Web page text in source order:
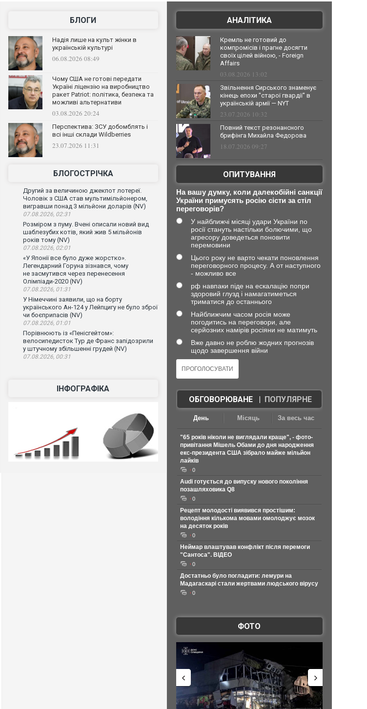
БЛОГИ
Надія лише на культ жінки в
українській культурі
06.08.2026 08:49
Чому США не готові передати
Україні ліцензію на виробництво
ракет Patriot: політика, безпека та
можливі альтернативи
03.08.2026 20:24
Перспектива: ЗСУ добомблять і
всі інші склади Wildberries
23.07.2026 11:31
БЛОГОСТРІЧКА
Другий за величиною джекпот лотереї.
Чоловік з США став мультимільйонером,
вигравши понад 3 мільйони доларів (NV)
07.08.2026, 02:31
Розміром з пуму. Вчені описали новий вид
шаблезубих котів, який жив 5 мільйонів
років тому (NV)
07.08.2026, 02:01
«У Японії все було дуже жорстко».
Легендарний Горуна зізнався, чому
не засмутився через перенесення
Олімпіади-2020 (NV)
07.08.2026, 01:31
У Німеччині заявили, що на борту
українського Ан-124 у Лейпцигу не було зброї
чи боєприпасів (NV)
07.08.2026, 01:01
Порівнюють із «Пенісгейтом»:
велосипедисток Тур де Франс запідозрили
у штучному збільшенні грудей (NV)
07.08.2026, 00:31
ІНФОГРАФІКА
АНАЛІТИКА
Кремль не готовий до
компромісів і прагне досягти
своїх цілей війною, - Foreign
Affairs
03.08.2026 13:02
Звільнення Сирського знаменує
кінець епохи "старої гвардії" в
українській армії — NYT
23.07.2026 10:32
Повний текст резонансного
брифінга Михайла Федорова
18.07.2026 09:27
ОПИТУВАННЯ
На вашу думку, коли далекобійні санкції
України примусять росію сісти за стіл
переговорів?
У найближчі місяці удари України по
росії стануть настільки болючими, що
агресору доведеться поновити
перемовини
Цього року не варто чекати поновлення
переговорного процесу. А от наступного
- можливо все
рф навпаки піде на ескалацію попри
здоровий глузд і намагатиметься
триматися до останнього
Найближчим часом росія може
погодитись на переговори, але
серйозних намірів росіяни не матимуть
Вже давно не роблю жодних прогнозів
щодо завершення війни
ОБГОВОРЮВАНЕ| ПОПУЛЯРНЕ
День Місяць За весь час
"65 років ніколи не виглядали краще", - фото-
привітання Мішель Обами до дня народження
екс-президента США зібрало майже мільйон
лайків
0
Audi готується до випуску нового покоління
позашляховика Q8
0
Рецепт молодості виявився простішим:
володіння кількома мовами омолоджує мозок
на десяток років
0
Неймар влаштував конфлікт після перемоги
"Сантоса". ВІДЕО
0
Достатньо було погладити: лемури на
Мадагаскарі стали жертвами людського вірусу
0
ФОТО